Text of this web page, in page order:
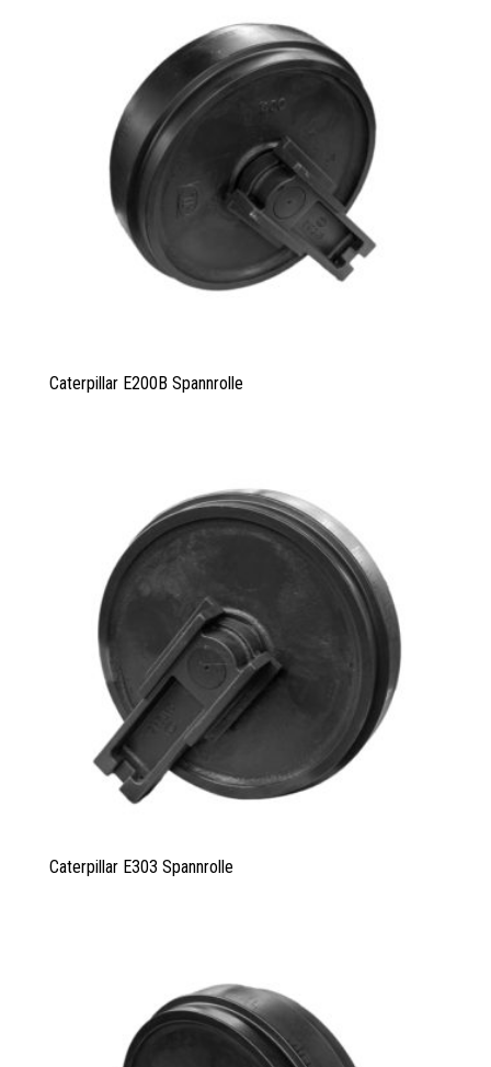
Caterpillar E200B Spannrolle
Caterpillar E303 Spannrolle